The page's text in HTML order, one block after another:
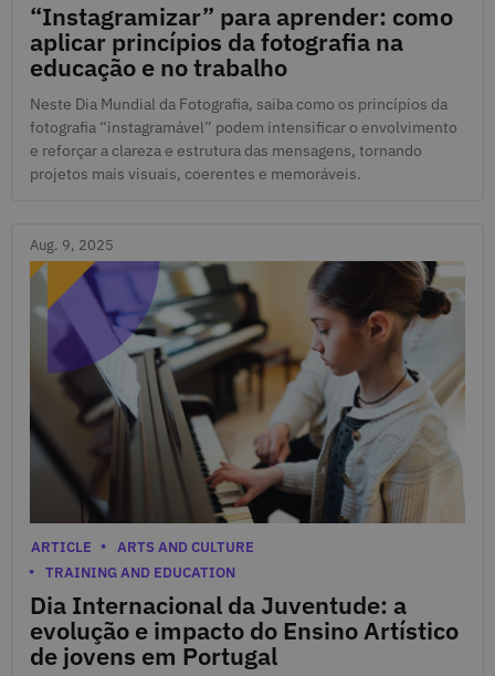
“Instagramizar” para aprender: como
aplicar princípios da fotografia na
educação e no trabalho
Neste Dia Mundial da Fotografia, saiba como os princípios da
fotografia “instagramável” podem intensificar o envolvimento
e reforçar a clareza e estrutura das mensagens, tornando
projetos mais visuais, coerentes e memoráveis.
Aug. 9, 2025
Dia Internacional da Juventude: a
evolução e impacto do Ensino Artístico
de jovens em Portugal
Aug. 9, 2025
Categories
ARTICLE
ARTS AND CULTURE
TRAINING AND EDUCATION